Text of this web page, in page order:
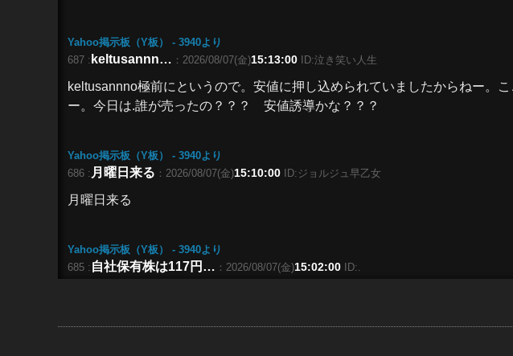
Yahoo掲示板（Y板） - 3940より
687 : keltusannn… ：2026/08/07(金)15:13:00 ID:泣き笑い人生
keltusannno極前にというので。安値に押し込められていましたからねー。
ー。今日は.誰が売ったの？？？ 安値誘導かな？？？
Yahoo掲示板（Y板） - 3940より
686 : 月曜日来る ：2026/08/07(金)15:10:00 ID:ジョルジュ早乙女
月曜日来る
Yahoo掲示板（Y板） - 3940より
685 : 自社保有株は117円… ：2026/08/07(金)15:02:00 ID:.
自社保有株は117円で社員に割り当て。 保有株は売却制限付きで社員に安